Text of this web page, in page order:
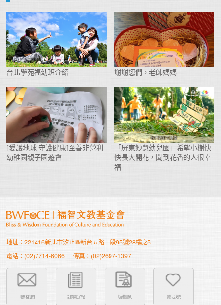
台北學苑福幼班介紹 謝謝您們，老師媽媽
[愛護地球 守護健康]至善非營利
幼稚園親子園遊會
「屏東妙慧幼兒園」希望小樹快
快長大開花，聞到花香的人很幸
福
地址：221416新北市汐止區新台五路一段95號28樓之5
電話：(02)7714-6066
傳真：(02)2697-1397
聯絡我們 訂閱電子報 版權聲明 贊助我們